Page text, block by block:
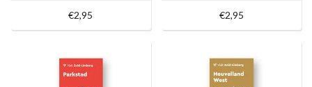
€2,95 €2,95